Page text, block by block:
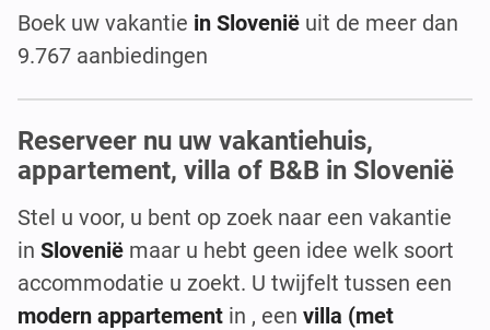
Boek uw vakantie in Slovenië uit de meer dan
9.767 aanbiedingen
Reserveer nu uw vakantiehuis,
appartement, villa of B&B in Slovenië
Stel u voor, u bent op zoek naar een vakantie
in Slovenië maar u hebt geen idee welk soort
accommodatie u zoekt. U twijfelt tussen een
modern appartement in , een villa (met